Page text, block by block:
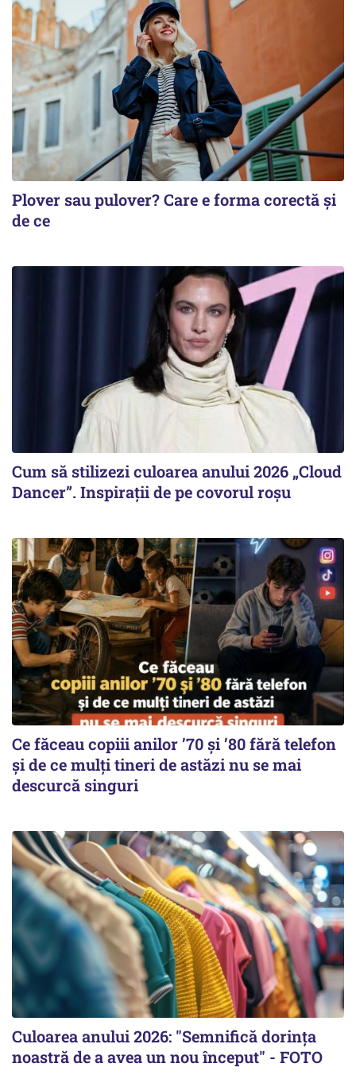
Plover sau pulover? Care e forma corectă și
de ce
Cum să stilizezi culoarea anului 2026 „Cloud
Dancer”. Inspirații de pe covorul roșu
Ce făceau copiii anilor ’70 și ’80 fără telefon
și de ce mulți tineri de astăzi nu se mai
descurcă singuri
Culoarea anului 2026: "Semnifică dorința
noastră de a avea un nou început" - FOTO